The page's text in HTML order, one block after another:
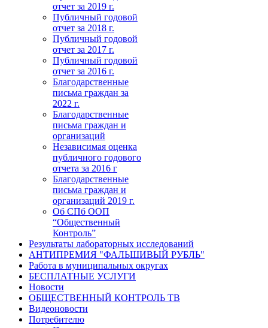
отчет за 2019 г.
Публичный годовой
отчет за 2018 г.
Публичный годовой
отчет за 2017 г.
Публичный годовой
отчет за 2016 г.
Благодарственные
письма граждан за
2022 г.
Благодарственные
письма граждан и
организаций
Независимая оценка
публичного годового
отчета за 2016 г
Благодарственные
письма граждан и
организаций 2019 г.
Об СПб ООП
“Общественный
Контроль”
Результаты лабораторных исследований
АНТИПРЕМИЯ "ФАЛЬШИВЫЙ РУБЛЬ"
Работа в муниципальных округах
БЕСПЛАТНЫЕ УСЛУГИ
Новости
ОБЩЕСТВЕННЫЙ КОНТРОЛЬ ТВ
Видеоновости
Потребителю